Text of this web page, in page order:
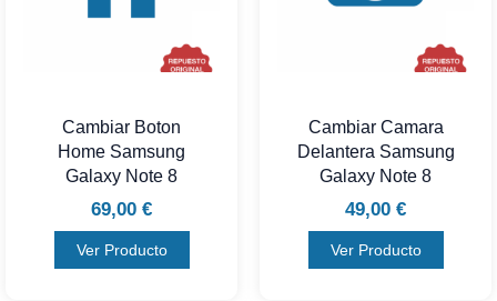
Cambiar Boton
Home Samsung
Galaxy Note 8
69,00 €
Ver Producto
Cambiar Camara
Delantera Samsung
Galaxy Note 8
49,00 €
Ver Producto